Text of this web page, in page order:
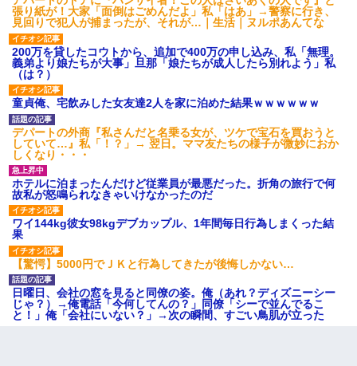
張り紙が！大家「面倒はごめんだよ」私「はあ」→警察に行き、
見回りで犯人が捕まったが、それが…｜生活｜ヌルポあんてな
200万を貸したコウトから、追加で400万の申し込み、私「無理。
義弟より娘たちが大事」旦那「娘たちが成人したら別れよう」私
（は？）
童貞俺、宅飲みした女友達2人を家に泊めた結果ｗｗｗｗｗｗ
デパートの外商『私さんだと名乗る女が、ツケで宝石を買おうと
していて…』私「！？」→ 翌日。ママ友たちの様子が微妙におか
しくなり・・・
ホテルに泊まったんだけど従業員が最悪だった。折角の旅行で何
故私が怒鳴られなきゃいけなかったのだ
ワイ144kg彼女98kgデブカップル、1年間毎日行為しまくった結
果
【驚愕】5000円でＪＫと行為してきたが後悔しかない…
日曜日、会社の窓を見ると同僚の姿。俺（あれ？ディズニーシー
じゃ？）→俺電話「今何してんの？」同僚「シーで並んでるこ
と！」俺「会社にいない？」→次の瞬間、すごい鳥肌が立った